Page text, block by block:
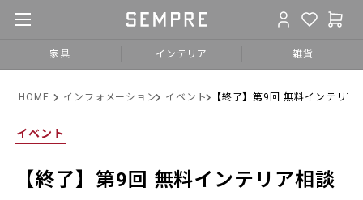
家具 インテリア 雑貨
HOME インフォメーション イベント 【終了】第9回 無料インテリア
イベント
【終了】第9回 無料インテリア相談